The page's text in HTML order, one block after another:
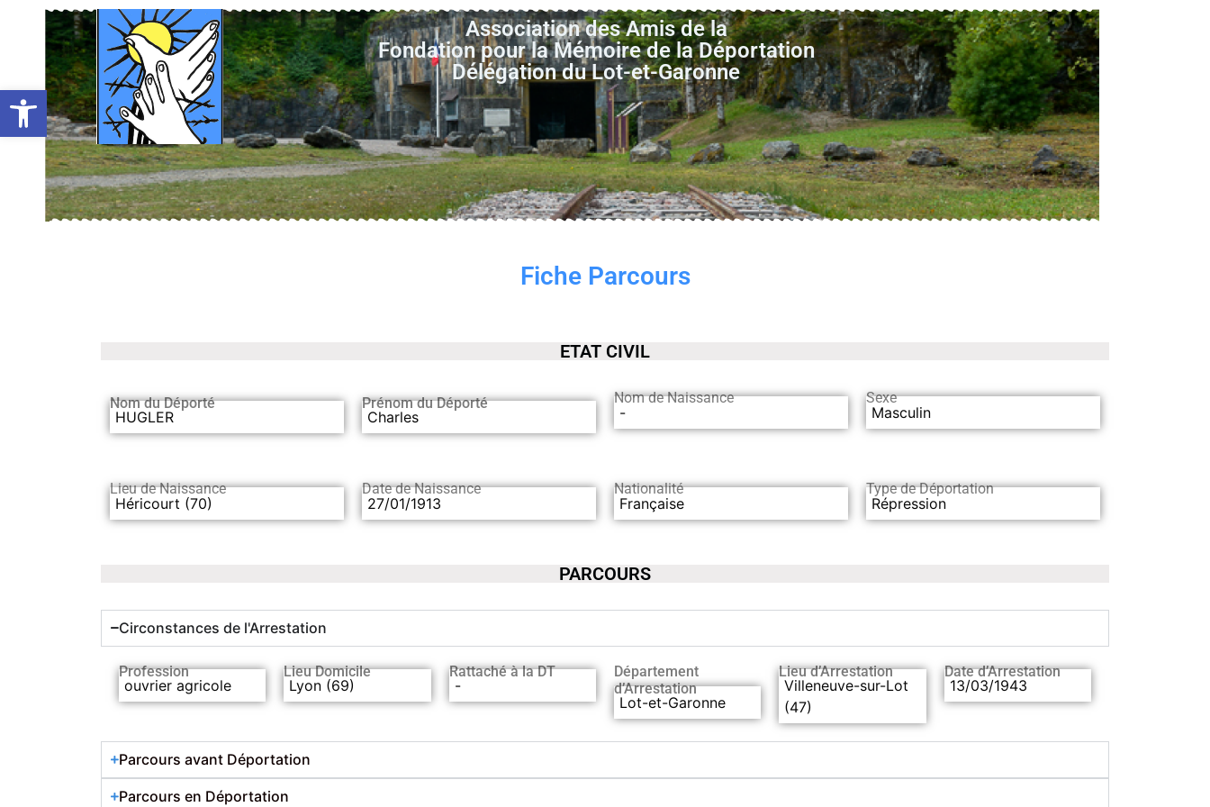
Ouvrir la barre d’outils
Association des Amis de la
Fondation pour la Mémoire de la Déportation
Délégation du Lot-et-Garonne
Fiche Parcours
ETAT CIVIL
Nom du Déporté
HUGLER
Prénom du Déporté
Charles
Nom de Naissance
-
Sexe
Masculin
Lieu de Naissance
Héricourt (70)
Date de Naissance
27/01/1913
Nationalité
Française
Type de Déportation
Répression
PARCOURS
Circonstances de l'Arrestation
Profession
ouvrier agricole
Lieu Domicile
Lyon (69)
Rattaché à la DT
-
Département
d’Arrestation
Lot-et-Garonne
Lieu d’Arrestation
Villeneuve-sur-Lot
(47)
Date d’Arrestation
13/03/1943
Parcours avant Déportation
Parcours en Déportation